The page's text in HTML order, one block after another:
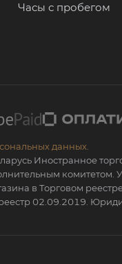
Часы с пробегом
данных.
Иностранное
в Торговом
02.09.2019.